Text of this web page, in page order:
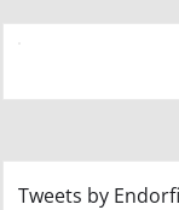
Tweets by